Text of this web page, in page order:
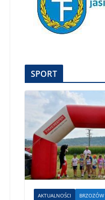
SPORT
AKTUALNOŚCI BRZOZÓW